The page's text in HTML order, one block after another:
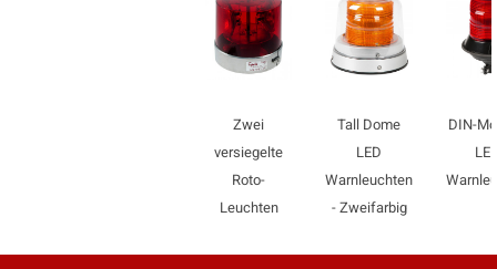
Zwei
versiegelte
Roto-
Leuchten
Tall Dome
LED
Warnleuchten
- Zweifarbig
DIN-